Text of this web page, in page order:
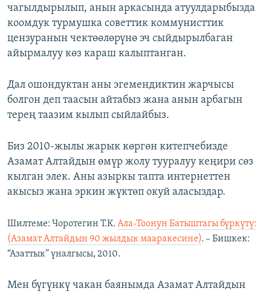
чагылдырылып, анын аркасында атуулдарыбызда
коомдук турмушка советтик коммунисттик
цензуранын чектөөлөрүнө эч сыйдырылбаган
айырмалуу көз караш калыптанган.
Дал ошондуктан аны эгемендиктин жарчысы
болгон деп таасын айтабыз жана анын арбагын
терең таазим кылып сыйлайбыз.
Биз 2010-жылы жарык көргөн китепчебизде
Азамат Алтайдын өмүр жолу тууралуу кеңири сөз
кылган элек. Аны азыркы тапта интернеттен
акысыз жана эркин жүктөп окуй аласыздар.
Шилтеме: Чоротегин Т.К. Ала-Тоонун Батыштагы бүркүтү:
(Азамат Алтайдын 90 жылдык мааракесине). – Бишкек:
“Азаттык” үналгысы, 2010.
Мен бүгүнкү чакан баянымда Азамат Алтайдын